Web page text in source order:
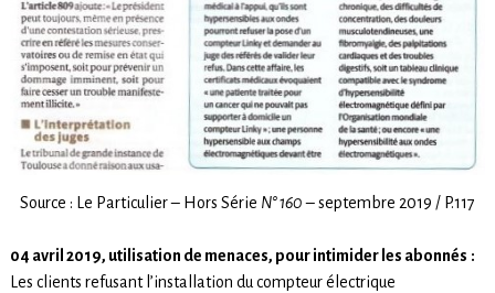
Source : Le Particulier – Hors Série N° 160– septembre 2019 / P.117
04 avril 2019, utilisation de menaces, pour intimider les abonnés :
Les clients refusant l’installation du compteur électrique